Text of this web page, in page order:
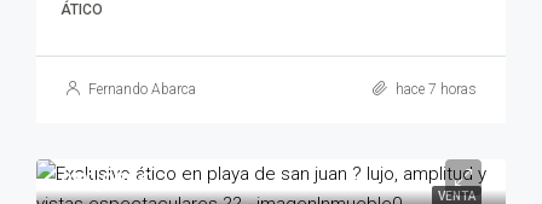
ÁTICO
Fernando Abarca hace 7 horas
VENTA
950,000€